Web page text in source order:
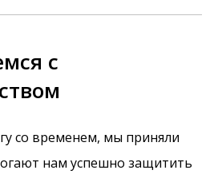
с
со временем, мы приняли
нам успешно защитить